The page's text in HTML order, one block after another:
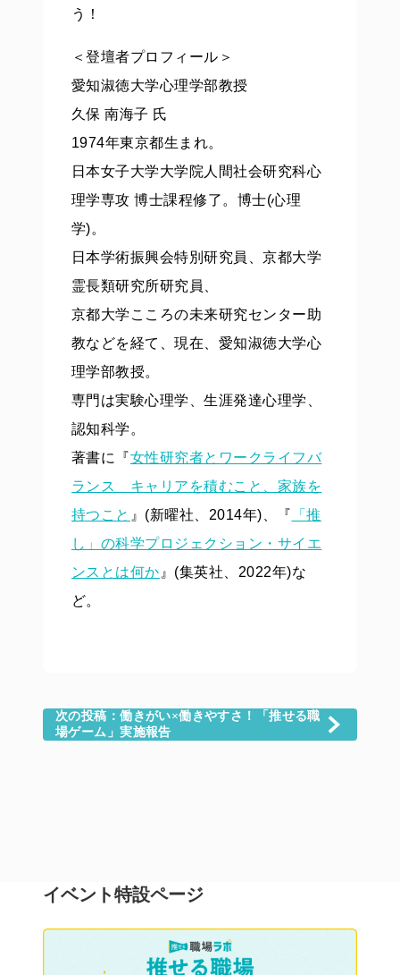
う！
＜登壇者プロフィール＞
愛知淑徳大学心理学部教授
久保 南海子 氏
1974年東京都生まれ。
日本女子大学大学院人間社会研究科心
理学専攻 博士課程修了。博士(心理
学)。
日本学術振興会特別研究員、京都大学
霊長類研究所研究員、
京都大学こころの未来研究センター助
教などを経て、現在、愛知淑徳大学心
理学部教授。
専門は実験心理学、生涯発達心理学、
認知科学。
著書に『女性研究者とワークライフバ
ランス キャリアを積むこと、家族を
持つこと 』(新曜社、2014年)、『 「推
し」の科学プロジェクション・サイエ
ンスとは何か 』(集英社、2022年)な
ど。
次の投稿：働きがい×働きやすさ！「推せる職
場ゲーム」実施報告
イベント特設ページ